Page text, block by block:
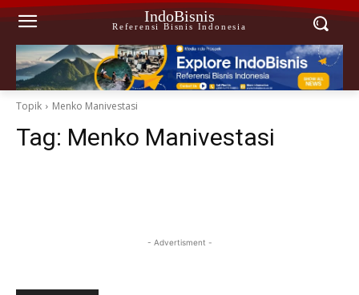
IndoBisnis
Referensi Bisnis Indonesia
Topik Menko Manivestasi
Tag: Menko Manivestasi
- Advertisment -